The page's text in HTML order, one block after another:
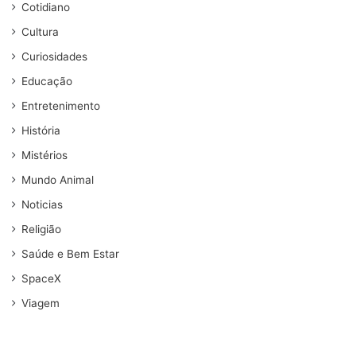
Cotidiano
Cultura
Curiosidades
Educação
Entretenimento
História
Mistérios
Mundo Animal
Noticias
Religião
Saúde e Bem Estar
SpaceX
Viagem